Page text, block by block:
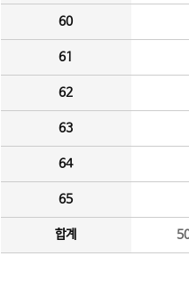
60
61
62
63
64
65
합계